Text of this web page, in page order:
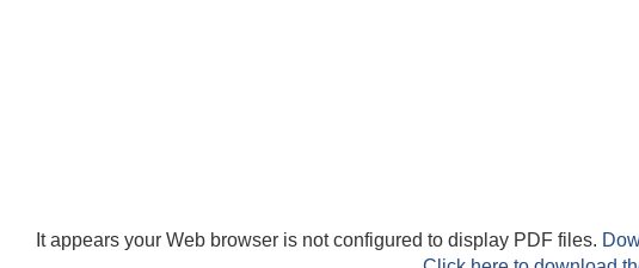
It appears your Web browser is not configured to display PDF files.